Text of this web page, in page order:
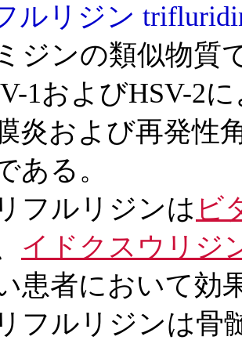
ルリジン
ジンの類似物質
1およびHSV-2
炎および再発性
ある。
フルリジンは ビ
イドクスウリジ
患者において効
フルリジンは骨